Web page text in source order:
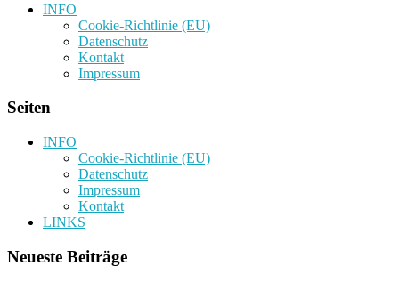
INFO
Cookie-Richtlinie (EU)
Datenschutz
Kontakt
Impressum
Seiten
INFO
Cookie-Richtlinie (EU)
Datenschutz
Impressum
Kontakt
LINKS
Neueste Beiträge